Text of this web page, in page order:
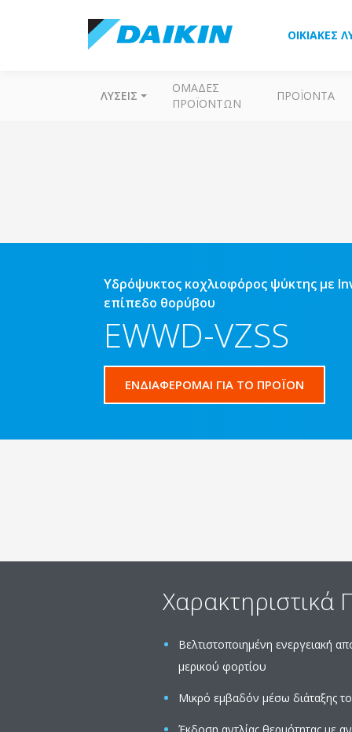
ΟΙΚΙΑΚΈΣ
ΛΎΣΕΙΣ
ΟΜΆΔΕΣ
ΠΡΟΪΌΝΤΩΝ
ΠΡΟΪΌΝΤΑ
Υδρόψυκτος κοχλιοφόρος ψύκτης με
επίπεδο θορύβου
EWWD-VZSS
ΕΝΔΙΑΦΕΡΟΜΑΙ ΓΙΑ ΤΟ ΠΡΟΪΟΝ
Χαρακτηριστικά
Βελτιστοποιημένη ενεργειακή
μερικού φορτίου
Μικρό εμβαδόν μέσω διάταξης